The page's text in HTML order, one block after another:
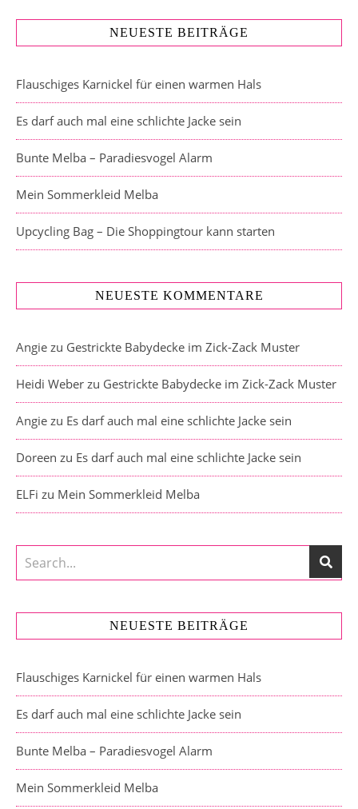
NEUESTE BEITRÄGE
Flauschiges Karnickel für einen warmen Hals
Es darf auch mal eine schlichte Jacke sein
Bunte Melba – Paradiesvogel Alarm
Mein Sommerkleid Melba
Upcycling Bag – Die Shoppingtour kann starten
NEUESTE KOMMENTARE
Angie zu Gestrickte Babydecke im Zick-Zack Muster
Heidi Weber zu Gestrickte Babydecke im Zick-Zack Muster
Angie zu Es darf auch mal eine schlichte Jacke sein
Doreen zu Es darf auch mal eine schlichte Jacke sein
ELFi zu Mein Sommerkleid Melba
NEUESTE BEITRÄGE
Flauschiges Karnickel für einen warmen Hals
Es darf auch mal eine schlichte Jacke sein
Bunte Melba – Paradiesvogel Alarm
Mein Sommerkleid Melba